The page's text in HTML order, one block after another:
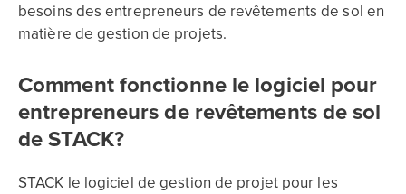
besoins des entrepreneurs de revêtements de sol en
matière de gestion de projets.
Comment fonctionne le logiciel pour
entrepreneurs de revêtements de sol
de STACK?
STACK le logiciel de gestion de projet pour les